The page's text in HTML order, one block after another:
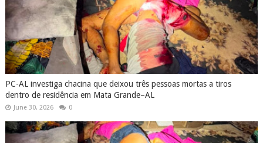
PC-AL investiga chacina que deixou três pessoas mortas a tiros
dentro de residência em Mata Grande–AL
June 30, 2026 0